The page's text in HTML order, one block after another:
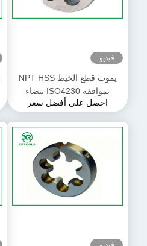
فيديو
يموت قطع الخيط NPT HSS
بموافقة ISO4230 بيضاء
مستديرة الشكل
احصل على أفضل سعر